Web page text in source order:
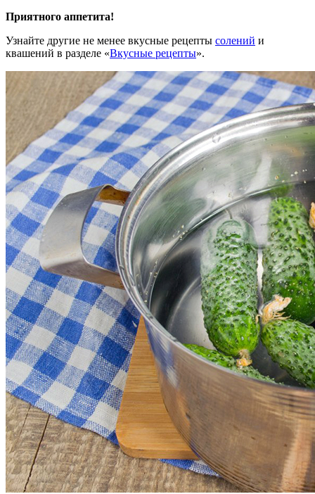
Приятного аппетита!
Узнайте другие не менее вкусные рецепты солений и
квашений в разделе «Вкусные рецепты».